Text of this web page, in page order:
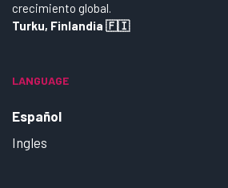
crecimiento global.
Turku, Finlandia 🇫🇮
LANGUAGE
Español
Ingles